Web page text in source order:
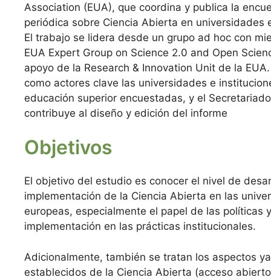
Association (EUA), que coordina y publica la
periódica sobre Ciencia Abierta en universidades
El trabajo se lidera desde un grupo ad hoc con
EUA Expert Group on Science 2.0 and Open
apoyo de la Research & Innovation Unit de la
como actores clave las universidades e
educación superior encuestadas, y el
contribuye al diseño y edición del informe
Objetivos
El objetivo del estudio es conocer el nivel de
implementación de la Ciencia Abierta en las
europeas, especialmente el papel de las políticas
implementación en las prácticas institucionales.
Adicionalmente, también se tratan los aspectos ya
establecidos de la Ciencia Abierta (acceso